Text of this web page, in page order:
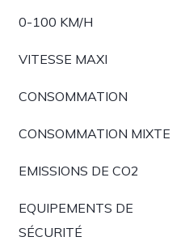
0-100 KM/H
VITESSE MAXI
CONSOMMATION
CONSOMMATION MIXTE
EMISSIONS DE CO2
EQUIPEMENTS DE
SÉCURITÉ